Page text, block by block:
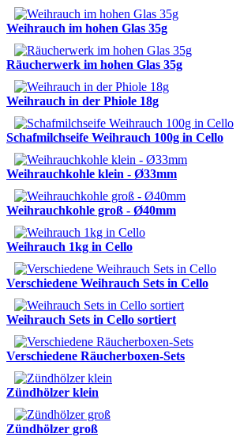
Weihrauch im hohen Glas 35g
Räucherwerk im hohen Glas 35g
Weihrauch in der Phiole 18g
Schafmilchseife Weihrauch 100g in Cello
Weihrauchkohle klein - Ø33mm
Weihrauchkohle groß - Ø40mm
Weihrauch 1kg in Cello
Verschiedene Weihrauch Sets in Cello
Weihrauch Sets in Cello sortiert
Verschiedene Räucherboxen-Sets
Zündhölzer klein
Zündhölzer groß